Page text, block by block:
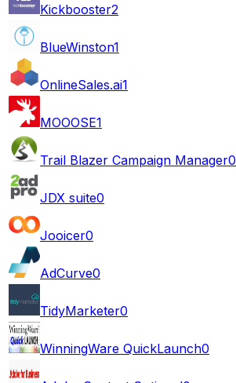
Kickbooster2
BlueWinston1
OnlineSales.ai1
MOOOSE1
Trail Blazer Campaign Manager0
JDX suite0
Jooicer0
AdCurve0
TidyMarketer0
WinningWare QuickLaunch0